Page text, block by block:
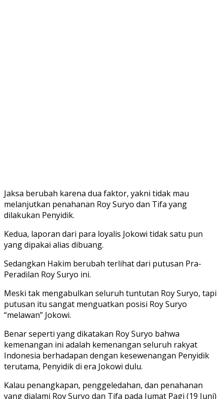
Jaksa berubah karena dua faktor, yakni tidak mau
melanjutkan penahanan Roy Suryo dan Tifa yang
dilakukan Penyidik.
Kedua, laporan dari para loyalis Jokowi tidak satu pun
yang dipakai alias dibuang.
Sedangkan Hakim berubah terlihat dari putusan Pra-
Peradilan Roy Suryo ini.
Meski tak mengabulkan seluruh tuntutan Roy Suryo, tapi
putusan itu sangat menguatkan posisi Roy Suryo
“melawan” Jokowi.
Benar seperti yang dikatakan Roy Suryo bahwa
kemenangan ini adalah kemenangan seluruh rakyat
Indonesia berhadapan dengan kesewenangan Penyidik
terutama, Penyidik di era Jokowi dulu.
Kalau penangkapan, penggeledahan, dan penahanan
yang dialami Roy Suryo dan Tifa pada Jumat Pagi (19 Juni)